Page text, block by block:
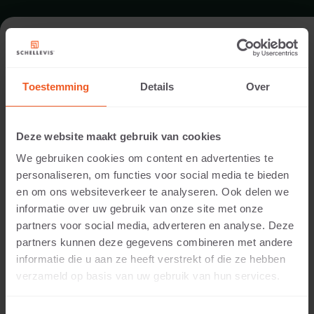
Toestemming Details Over
Deze website maakt gebruik van cookies
We gebruiken cookies om content en advertenties te
personaliseren, om functies voor social media te bieden
en om ons websiteverkeer te analyseren. Ook delen we
informatie over uw gebruik van onze site met onze
partners voor social media, adverteren en analyse. Deze
partners kunnen deze gegevens combineren met andere
informatie die u aan ze heeft verstrekt of die ze hebben
verzameld op basis van uw gebruik van hun services.
OPRIT IN NUMANSDORP
Architect:
Uitvoering:
Eric Bijl
Locatie:
Numansdorp
Toepassing:
Oprit
Producten:
Dikformaat 21x7x8 Carbon
Opsluiting 100x40x5 Carbon